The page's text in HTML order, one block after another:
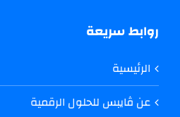
روابط سريعة
الرئيسية
عن ڤايبس للحلول الرقمية